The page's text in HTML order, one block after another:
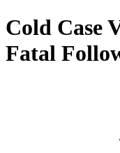
Cold Case
Fatal